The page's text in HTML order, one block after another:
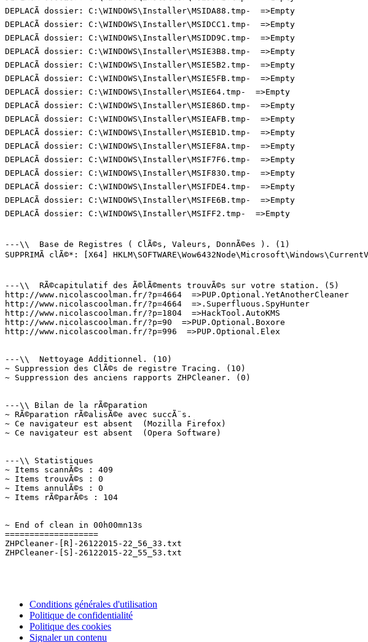
DEPLACÃ dossier: C:\WINDOWS\Installer\MSIDA88.tmp-  =>Empty
DEPLACÃ dossier: C:\WINDOWS\Installer\MSIDCC1.tmp-  =>Empty
DEPLACÃ dossier: C:\WINDOWS\Installer\MSIDD9C.tmp-  =>Empty
DEPLACÃ dossier: C:\WINDOWS\Installer\MSIE3B8.tmp-  =>Empty
DEPLACÃ dossier: C:\WINDOWS\Installer\MSIE5B2.tmp-  =>Empty
DEPLACÃ dossier: C:\WINDOWS\Installer\MSIE5FB.tmp-  =>Empty
DEPLACÃ dossier: C:\WINDOWS\Installer\MSIE64.tmp-  =>Empty
DEPLACÃ dossier: C:\WINDOWS\Installer\MSIE86D.tmp-  =>Empty
DEPLACÃ dossier: C:\WINDOWS\Installer\MSIEAFB.tmp-  =>Empty
DEPLACÃ dossier: C:\WINDOWS\Installer\MSIEB1D.tmp-  =>Empty
DEPLACÃ dossier: C:\WINDOWS\Installer\MSIEF8A.tmp-  =>Empty
DEPLACÃ dossier: C:\WINDOWS\Installer\MSIF7F6.tmp-  =>Empty
DEPLACÃ dossier: C:\WINDOWS\Installer\MSIF830.tmp-  =>Empty
DEPLACÃ dossier: C:\WINDOWS\Installer\MSIFDE4.tmp-  =>Empty
DEPLACÃ dossier: C:\WINDOWS\Installer\MSIFE6B.tmp-  =>Empty
DEPLACÃ dossier: C:\WINDOWS\Installer\MSIFF2.tmp-  =>Empty
---\\  Base de Registres ( ClÃ©s, Valeurs, DonnÃ©es ). (1)
SUPPRIMÃ clÃ©*: [X64]
---\\  RÃ©capitulatif des Ã©lÃ©ments trouvÃ©s sur votre station. (5)
http://www.nicolascoolman.fr/?p=4664  =>PUP.Optional.YetAnotherCleaner
http://www.nicolascoolman.fr/?p=4664  =>.Superfluous.SpyHunter
http://www.nicolascoolman.fr/?p=1804  =>HackTool.AutoKMS
http://www.nicolascoolman.fr/?p=90  =>PUP.Optional.Boxore
http://www.nicolascoolman.fr/?p=996  =>PUP.Optional.Elex
---\\  Nettoyage Additionnel. (10)
~ Suppression des ClÃ©s de registre Tracing. (10)
~ Suppression des anciens rapports ZHPCleaner. (0)
---\\ Bilan de la rÃ©paration
~ RÃ©paration rÃ©alisÃ©e avec succÃ¨s.
~ Ce navigateur est absent  (Mozilla Firefox)
~ Ce navigateur est absent  (Opera Software)
---\\ Statistiques
~ Items scannÃ©s : 409
~ Items trouvÃ©s : 0
~ Items annulÃ©s : 0
~ Items rÃ©parÃ©s : 104
~ End of clean in 00h00mn13s
===================
ZHPCleaner-[R]-26122015-22_56_33.txt
Conditions générales d'utilisation
Politique de confidentialité
Politique des cookies
Signaler un contenu